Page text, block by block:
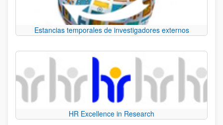
Estancias temporales de investigadores externos
HR Excellence in Research